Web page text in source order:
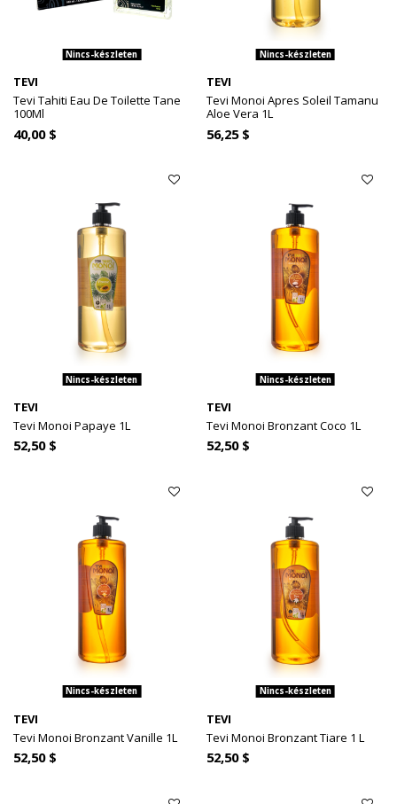
Nincs-készleten
TEVI
Tevi Tahiti Eau De Toilette Tane
100Ml
40,00 $
Nincs-készleten
TEVI
Tevi Monoi Apres Soleil Tamanu
Aloe Vera 1L
56,25 $
Nincs-készleten
TEVI
Tevi Monoi Papaye 1L
52,50 $
Nincs-készleten
TEVI
Tevi Monoi Bronzant Coco 1L
52,50 $
Nincs-készleten
TEVI
Tevi Monoi Bronzant Vanille 1L
52,50 $
Nincs-készleten
TEVI
Tevi Monoi Bronzant Tiare 1 L
52,50 $